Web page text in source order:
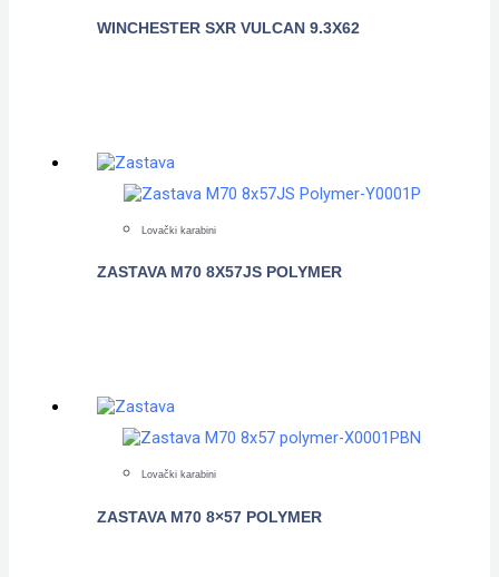
WINCHESTER SXR VULCAN 9.3X62
Lovački karabini
ZASTAVA M70 8X57JS POLYMER
Lovački karabini
ZASTAVA M70 8×57 POLYMER